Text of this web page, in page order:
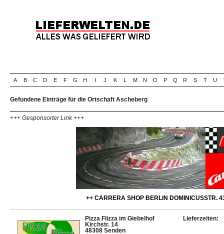
A B C D E F G H I J K L M N O P Q R S T U
Gefundene Einträge für die Ortschaft Ascheberg
+++ Gesponsorter Link +++
++ CARRERA SHOP BERLIN DOMINICUSSTR.
Pizza Flizza im Giebelhof
Kirchstr. 14
48308 Senden
Lieferzeiten: